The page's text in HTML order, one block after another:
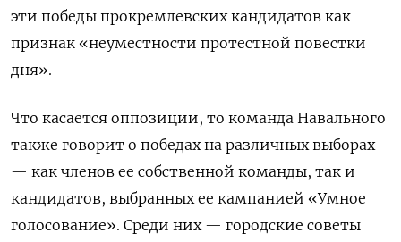
эти победы прокремлевских кандидатов как
признак «неуместности протестной повестки
дня».
Что касается оппозиции, то команда Навального
также говорит о победах на различных выборах
— как членов ее собственной команды, так и
кандидатов, выбранных ее кампанией «Умное
голосование». Среди них — городские советы